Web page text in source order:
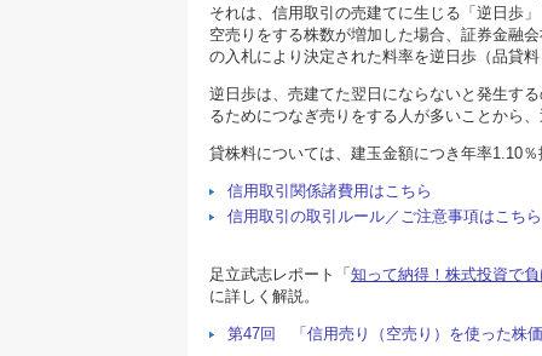
それは、信用取引の売建てに生じる「逆日歩
空売りをする株数が増加した場合、証券金融
の入札により決定された料率を逆日歩（品貸
逆日歩は、売建てた翌日にならないと発生す
るためにつなぎ売りをする人が多いことから
貸株料については、建玉金額につき年率1.10
信用取引関係諸費用はこちら
信用取引の取引ルール／ご注意事項はこちら
足立武志レポート「 知って納得！株式投資で
に詳しく解説。
第47回 「信用売り（空売り）を使った株